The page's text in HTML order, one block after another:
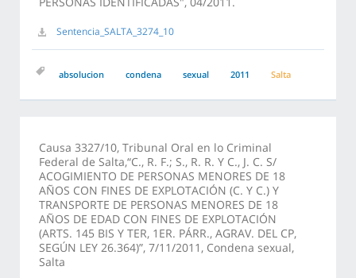
Sentencia_SALTA_3274_10
absolucion condena sexual 2011 Salta
Causa 3327/10, Tribunal Oral en lo Criminal
Federal de Salta,“C., R. F.; S., R. R. Y C., J. C. S/
ACOGIMIENTO DE PERSONAS MENORES DE 18
AÑOS CON FINES DE EXPLOTACIÓN (C. Y C.) Y
TRANSPORTE DE PERSONAS MENORES DE 18
AÑOS DE EDAD CON FINES DE EXPLOTACIÓN
(ARTS. 145 BIS Y TER, 1ER. PÁRR., AGRAV. DEL CP,
SEGÚN LEY 26.364)”, 7/11/2011, Condena sexual,
Salta